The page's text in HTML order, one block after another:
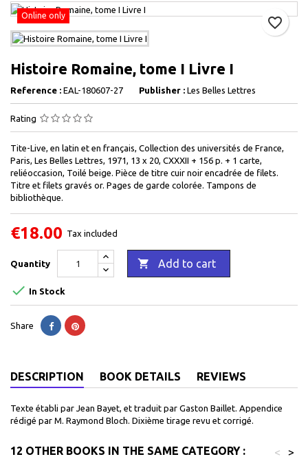
Online only
Histoire Romaine, tome I Livre I
Reference : EAL-180607-27 Publisher : Les Belles Lettres
Rating
Tite-Live, en latin et en français, Collection des universités de France,
Paris, Les Belles Lettres, 1971, 13 x 20, CXXXII + 156 p. + 1 carte,
reliéoccasion, Toilé beige. Pièce de titre cuir noir encadrée de filets.
Titre et filets gravés or. Pages de garde colorée. Tampons de
bibliothèque.
€18.00 Tax included
Quantity  Add to cart
favorite_border
 In Stock
Share
DESCRIPTION BOOK DETAILS REVIEWS
Texte établi par Jean Bayet, et traduit par Gaston Baillet. Appendice
rédigé par M. Raymond Bloch. Dixième tirage revu et corrigé.
12 OTHER BOOKS IN THE SAME CATEGORY : >
<